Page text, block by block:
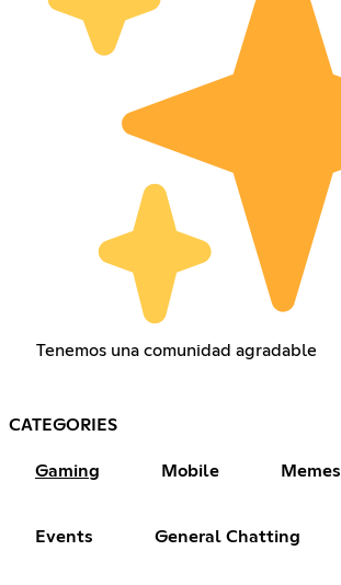
Tenemos una comunidad agradable
CATEGORIES
Gaming Mobile Memes
Events General Chatting